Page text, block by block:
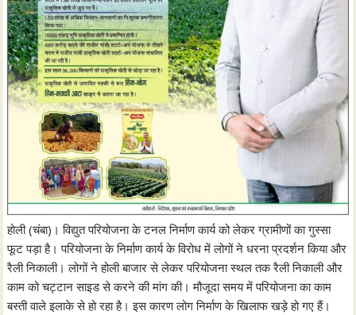
होली (चंबा)। विद्युत परियोजना के टनल निर्माण कार्य को लेकर ग्रामीणों का गुस्सा
फूट पड़ा है। परियोजना के निर्माण कार्य के विरोध में लोगों ने धरना प्रदर्शन किया और
रैली निकाली। लोगों ने होली बाजार से लेकर परियोजना स्थल तक रैली निकाली और
काम को चट्टान साइड से करने की मांग की। मौजूदा समय में परियोजना का काम
बस्ती वाले इलाके से हो रहा है। इस कारण लोग निर्माण के खिलाफ खड़े हो गए हैं।